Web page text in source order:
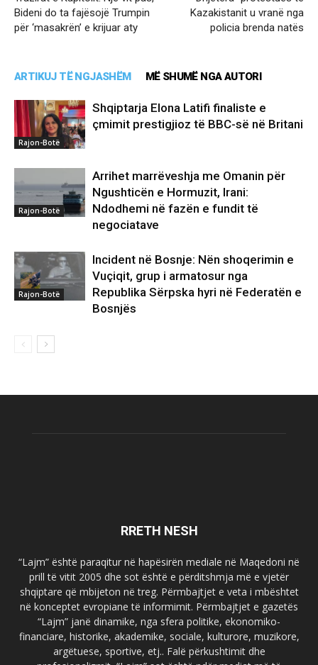
Bideni do ta fajësojë Trumpin
për ‘masakrën’ e krijuar aty
Kazakistanit u vranë nga
policia brenda natës
ARTIKUJ TË NGJASHËM MË SHUMË NGA AUTORI
Rajon-Botë
Shqiptarja Elona Latifi finaliste e
çmimit prestigjioz të BBC-së në Britani
Rajon-Botë
Arrihet marrëveshja me Omanin për
Ngushticën e Hormuzit, Irani:
Ndodhemi në fazën e fundit të
negociatave
Rajon-Botë
Incident në Bosnje: Nën shoqerimin e
Vuçiqit, grup i armatosur nga
Republika Sërpska hyri në Federatën e
Bosnjës
RRETH NESH
“Lajm” është paraqitur në hapësirën mediale në Maqedoni në
prill të vitit 2005 dhe sot është e përditshmja më e vjetër
shqiptare që mbijeton në treg. Përmbajtjet e veta i mbështet
në konceptet evropiane të informimit. Përmbajtjet e gazetës
“Lajm” janë dinamike, nga sfera politike, ekonomiko-
financiare, historike, akademike, sociale, kulturore, muzikore,
argëtuese, sportive, etj.. Falë përkushtimit dhe